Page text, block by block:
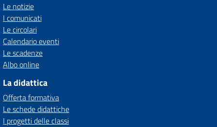
Le notizie
I comunicati
Le circolari
Calendario eventi
Le scadenze
Albo online
La didattica
Offerta formativa
Le schede didattiche
I progetti delle classi